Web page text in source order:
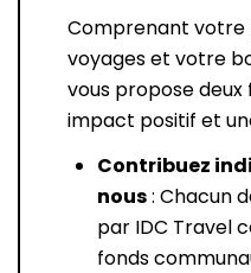
Comprenant votre
voyages et votre
vous propose
impact positif et
Contribuez
nous: Chacun
par IDC Travel
fonds